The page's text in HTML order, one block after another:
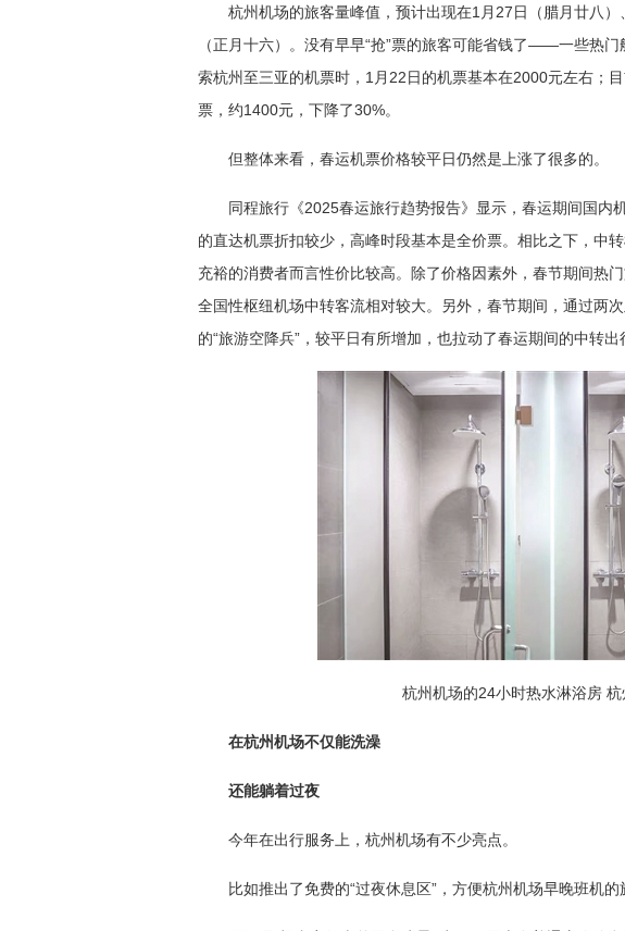
杭州机场的旅客量峰值，预计出现在1月27日（腊月廿八
（正月十六）。没有早早“抢”票的旅客可能省钱了——一些热
索杭州至三亚的机票时，1月22日的机票基本在2000元左右；
票，约1400元，下降了30%。
但整体来看，春运机票价格较平日仍然是上涨了很多的。
同程旅行《2025春运旅行趋势报告》显示，春运期间国内
的直达机票折扣较少，高峰时段基本是全价票。相比之下，中
充裕的消费者而言性价比较高。除了价格因素外，春节期间热
全国性枢纽机场中转客流相对较大。另外，春节期间，通过两
的“旅游空降兵”，较平日有所增加，也拉动了春运期间的中转出
杭州机场的24小时热水淋浴房 杭
在杭州机场不仅能洗澡
还能躺着过夜
今年在出行服务上，杭州机场有不少亮点。
比如推出了免费的“过夜休息区”，方便杭州机场早晚班机的